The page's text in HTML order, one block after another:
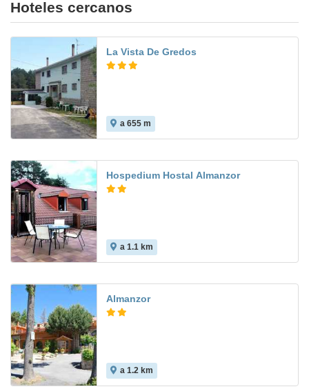
Hoteles cercanos
La Vista De Gredos
a 655 m
Hospedium Hostal Almanzor
a 1.1 km
Almanzor
a 1.2 km